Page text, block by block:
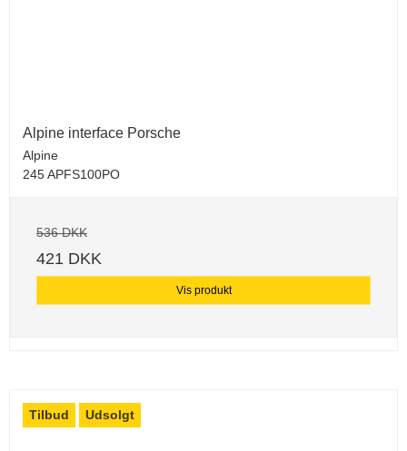
Alpine interface Porsche
Alpine
245 APFS100PO
536 DKK
421 DKK
Vis produkt
Tilbud Udsolgt